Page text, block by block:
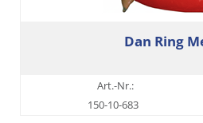
Dan Ring
Art.-Nr.:
150-10-683